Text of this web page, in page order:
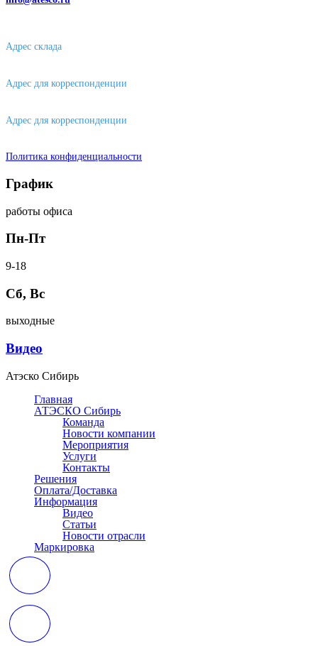
Адрес склада
Адрес для корреспонденции
Адрес для корреспонденции
Политика конфиденциальности
График
работы офиса
Пн-Пт
9-18
Сб, Вс
выходные
Видео
Атэско Сибирь
Главная
АТЭСКО Сибирь
Команда
Новости компании
Мероприятия
Услуги
Контакты
Решения
Оплата/Доставка
Информация
Видео
Статьи
Новости отрасли
Маркировка